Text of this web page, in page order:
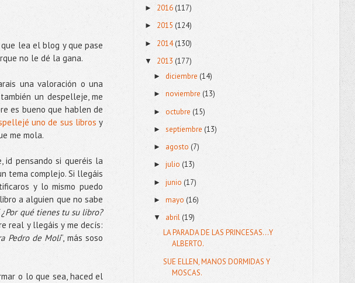
lea el blog y que pase
no le dé la gana.
una valoración o una
un despelleje, me
es bueno que hablen de
uno de sus libros y
me mola.
id pensando si queréis la
tema complejo. Si llegáis
y lo mismo puedo
a alguien que no sabe
qué tienes tu su libro?
real y llegáis y me decís:
Pedro de Moli”, más soso
o lo que sea, haced el
► 2016(117)
► 2015 (124)
► 2014(130)
▼ 2013 (177)
►diciembre (14)
►noviembre (13)
►octubre (15)
► septiembre (13)
► agosto(7)
►julio(13)
►junio (17)
►mayo(16)
▼ abril (19)
LA PARADA DE LAS PRINCESAS...Y
ALBERTO.
SUE ELLEN, MANOS DORMIDAS Y
MOSCAS.